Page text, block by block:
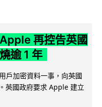
再控告英國
逾 1 年
戶加密資料一事，向英國
英國政府要求 Apple 建立